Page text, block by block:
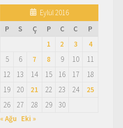
Eylül 2016
P
S Ç P C C
P
1
2 3
4
5
6 7 8 9 10
11
12
13 14 15 16 17
18
19
20 21 22 23 24
25
26
27 28 29
30
« Ağu Eki »